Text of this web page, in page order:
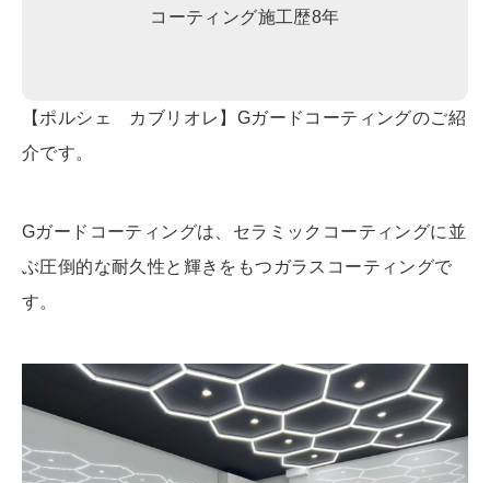
コーティング施工歴8年
【ポルシェ カブリオレ】Gガードコーティングのご紹
介です。
Gガードコーティングは、セラミックコーティングに並
ぶ圧倒的な耐久性と輝きをもつガラスコーティングで
す。